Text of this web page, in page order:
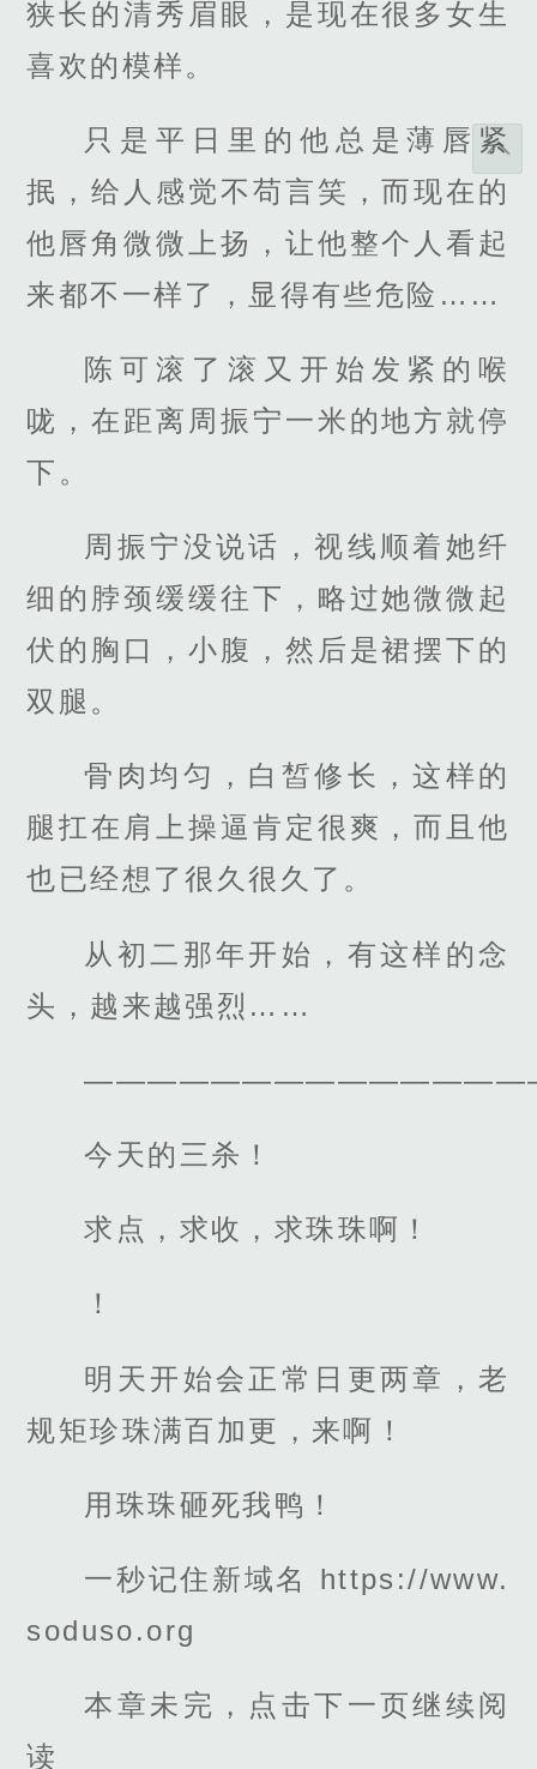
狭长的清秀眉眼，是现在很多女生
喜欢的模样。
只是平日里的他总是薄唇紧
抿，给人感觉不苟言笑，而现在的
他唇角微微上扬，让他整个人看起
来都不一样了，显得有些危险……
陈可滚了滚又开始发紧的喉
咙，在距离周振宁一米的地方就停
下。
周振宁没说话，视线顺着她纤
细的脖颈缓缓往下，略过她微微起
伏的胸口，小腹，然后是裙摆下的
双腿。
骨肉均匀，白皙修长，这样的
腿扛在肩上操逼肯定很爽，而且他
也已经想了很久很久了。
从初二那年开始，有这样的念
头，越来越强烈……
今天的三杀！
求点，求收，求珠珠啊！
！
明天开始会正常日更两章，老
规矩珍珠满百加更，来啊！
用珠珠砸死我鸭！
一秒记住新域名 https://www.
soduso.org
本章未完，点击下一页继续阅
读